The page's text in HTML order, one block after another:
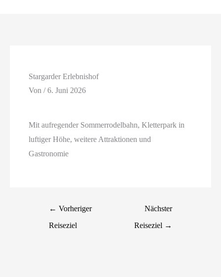
Stargarder Erlebnishof
Von/6. Juni 2026
Mit aufregender Sommerrodelbahn, Kletterpark in
luftiger Höhe, weitere Attraktionen und
Gastronomie
← Vorheriger
Reiseziel
Nächster
Reiseziel →